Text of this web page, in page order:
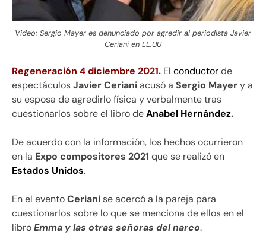
Video: Sergio Mayer es denunciado por agredir al periodista Javier
Ceriani en EE.UU
Regeneración 4 diciembre 2021. El conductorde
espectáculosJavier Cerianiacusó a Sergio Mayery a
su esposa de agredirlo física y verbalmente tras
cuestionarlos sobre el libro deAnabel Hernández.
De acuerdo con la información, los hechos ocurrieron
en la Expo compositores 2021 que se realizó en
Estados Unidos.
En el eventoCerianise acercó a la pareja para
cuestionarlos sobre lo que se menciona de ellos en el
libroEmma y las otras señoras del narco.